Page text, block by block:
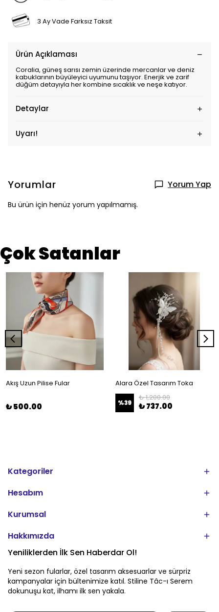
3 Ay Vade Farksız Taksit
Ürün Açıklaması
Coralia, güneş sarısı zemin üzerinde mercanlar ve deniz
kabuklarının büyüleyici uyumunu taşıyor. Enerjik ve zarif
düğüm detayıyla her kombine sıcaklık ve neşe katıyor.
Detaylar
Uyarı!
Yorumlar Yorum Yap
Bu ürün için henüz yorum yapılmamış.
Çok Satanlar
Akış Uzun Pilise Fular
₺ 500.00
Alara Özel Tasarım Toka
%39
₺ 1,200.00
₺ 737.00
Kategoriler
Hesabım
Kurumsal
Hakkımızda
Yeniliklerden İlk Sen Haberdar Ol!
Yeni sezon fularlar, özel tasarım aksesuarlar ve sürpriz
kampanyalar için bültenimize katıl. Stiline Tâc-ı Serem
dokunuşu kat, ilhamı ilk sen yakala.